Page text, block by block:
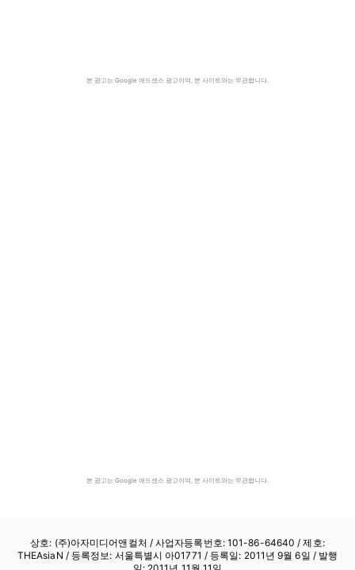
본 광고는 Google 애드센스 광고이며, 본 사이트와는 무관합니다.
본 광고는 Google 애드센스 광고이며, 본 사이트와는 무관합니다.
상호: (주)아자미디어앤컬처 /사업자등록번호: 101-86-64640 / 제호:
THEAsiaN / 등록정보: 서울특별시 아01771 / 등록일: 2011년 9월 6일 / 발행